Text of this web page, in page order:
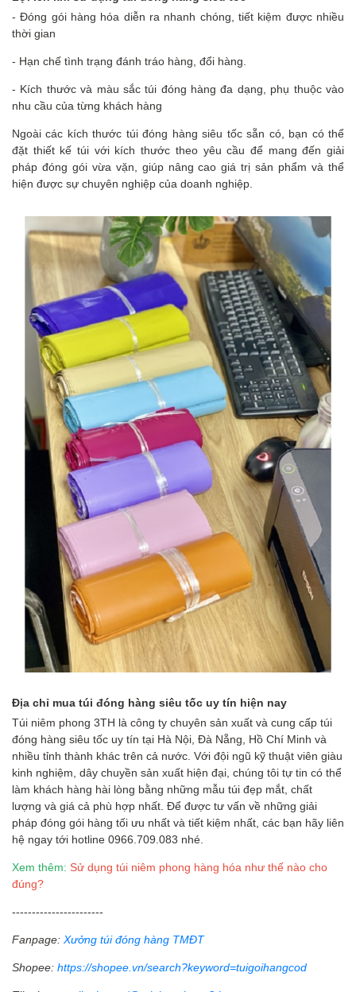
- Đóng gói hàng hóa diễn ra nhanh chóng, tiết kiệm được nhiều
thời gian
- Hạn chế tình trạng đánh tráo hàng, đổi hàng.
- Kích thước và màu sắc túi đóng hàng đa dạng, phụ thuộc vào
nhu cầu của từng khách hàng
Ngoài các kích thước túi đóng hàng siêu tốc sẵn có, bạn có thể
đặt thiết kế túi với kích thước theo yêu cầu để mang đến giải
pháp đóng gói vừa vặn, giúp nâng cao giá trị sản phẩm và thể
hiện được sự chuyên nghiệp của doanh nghiệp.
Địa chỉ mua túi đóng hàng siêu tốc uy tín hiện nay
Túi niêm phong 3TH là công ty chuyên sản xuất và cung cấp túi
đóng hàng siêu tốc uy tín tại Hà Nội, Đà Nẵng, Hồ Chí Minh và
nhiều tỉnh thành khác trên cả nước. Với đội ngũ kỹ thuật viên giàu
kinh nghiệm, dây chuyền sản xuất hiện đại, chúng tôi tự tin có thể
làm khách hàng hài lòng bằng những mẫu túi đẹp mắt, chất
lượng và giá cả phù hợp nhất. Để được tư vấn về những giải
pháp đóng gói hàng tối ưu nhất và tiết kiệm nhất, các bạn hãy liên
hệ ngay tới hotline 0966.709.083 nhé.
Xem thêm: Sử dụng túi niêm phong hàng hóa như thế nào cho
đúng?
-----------------------
Fanpage: Xưởng túi đóng hàng TMĐT
Shopee: https://shopee.vn/search?keyword=tuigoihangcod